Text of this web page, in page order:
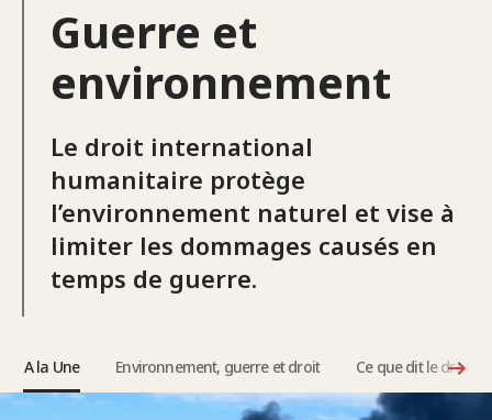
Guerre et
environnement
Le droit international
humanitaire protège
l’environnement naturel et vise à
limiter les dommages causés en
temps de guerre.
A la Une Environnement, guerre et droit Ce que dit le droit